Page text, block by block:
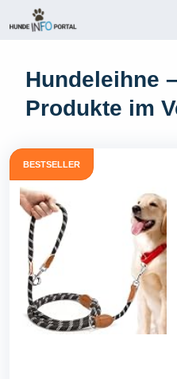
Inhalt
Hundeleihne
Produkte im
BESTSELLER